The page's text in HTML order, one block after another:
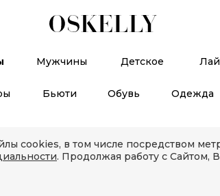
Мужчины Детское
Бьюти Обувь Одежда
cookies, в том числе посредством
. Продолжая работу с Сайтом,